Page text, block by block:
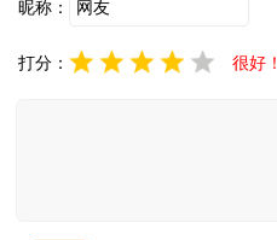
昵称：
打分： 很好！